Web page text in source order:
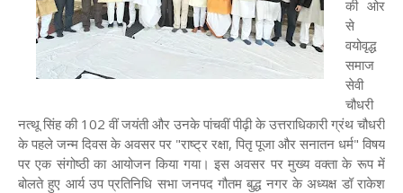
की ओर
से
वयोवृद्ध
समाज
सेवी
चौधरी
नत्थू सिंह की 102 वीं जयंती और उनके पांचवीं पीढ़ी के उत्तराधिकारी ग्रंथ चौधरी
के पहले जन्म दिवस के अवसर पर "राष्ट्र रक्षा, पितृ पूजा और सनातन धर्म" विषय
पर एक संगोष्ठी का आयोजन किया गया। इस अवसर पर मुख्य वक्ता के रूप में
बोलते हुए आर्य उप प्रतिनिधि सभा जनपद गौतम बुद्ध नगर के अध्यक्ष डॉ राकेश